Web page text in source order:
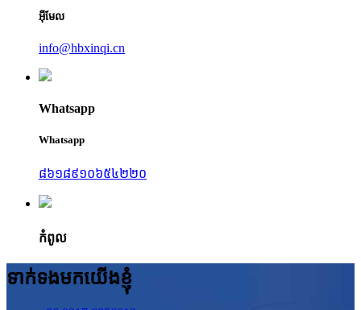
អ៊ីមែល
info@hbxinqi.cn
Whatsapp
Whatsapp
៨៦១៨៩១០៦៥៤២២០
កំពូល
ទាក់ទងមកយើងខ្ញុំ